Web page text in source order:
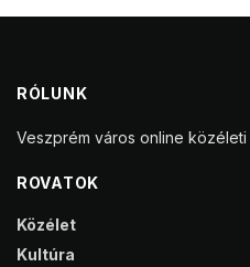
RÓLUNK
Veszprém város online közéleti
ROVATOK
Közélet
Kultúra